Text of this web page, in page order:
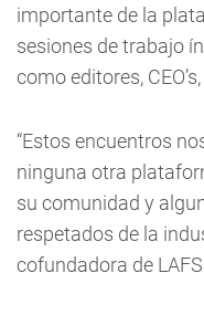
importante de la
sesiones de trabajo
como editores,
“Estos encuentros
ninguna otra
su comunidad y
respetados de la
cofundadora de